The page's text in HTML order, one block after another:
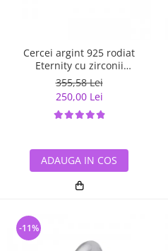
Cercei argint 925 rodiat
Eternity cu zirconii
multicolore ETU0036
355,58 Lei
250,00 Lei
ADAUGA IN COS
-11%